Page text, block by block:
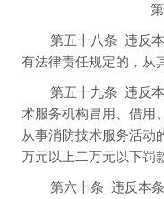
第五十八条 违反
有法律责任规定的，从
第五十九条 违反
术服务机构冒用、借用
从事消防技术服务活动
万元以上二万元以下罚
第六十条 违反本